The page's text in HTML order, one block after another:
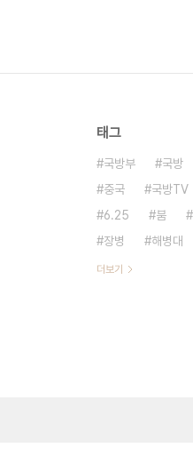
태그
국방부 국방
중국
국방TV
6.25
붐
장병
해병대
더보기